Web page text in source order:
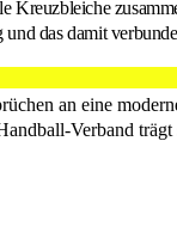
das damit
an eine
Verband